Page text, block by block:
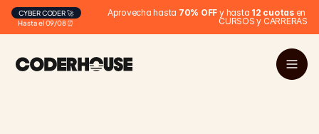
Hasta el 09/08 ⏰
CYBER CODER 🚀 Aprovecha hasta 70% OFF y hasta 12 cuotas en
CURSOS y CARRERAS